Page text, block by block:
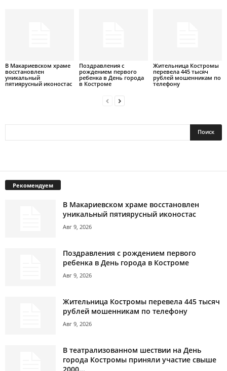
В Макариевском храме
восстановлен
уникальный
пятиярусный иконостас
Поздравления с
рождением первого
ребенка в День города
в Костроме
Жительница Костромы
перевела 445 тысяч
рублей мошенникам по
телефону
Рекомендуем
В Макариевском храме восстановлен
уникальный пятиярусный иконостас
Авг 9, 2026
Поздравления с рождением первого
ребенка в День города в Костроме
Авг 9, 2026
Жительница Костромы перевела 445 тысяч
рублей мошенникам по телефону
Авг 9, 2026
В театрализованном шествии на День
города Костромы приняли участие свыше
2000...